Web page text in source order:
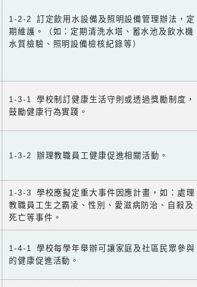
1-2-2 訂定飲用水設備及照明設備管理辦法，定
期維護。（如：定期清洗水塔、蓄水池及飲水機
水質檢驗、照明設備檢核紀錄等）
1-3-1 學校制訂健康生活守則或透過獎勵制度，
鼓勵健康行為實踐。
1-3-2 辦理教職員工健康促進相關活動。
1-3-3 學校應擬定重大事件因應計畫，如：處理
教職員工生之霸凌、性別、愛滋病防治、自殺及
死亡等事件。
1-4-1 學校每學年舉辦可讓家庭及社區民眾參與
的健康促進活動。